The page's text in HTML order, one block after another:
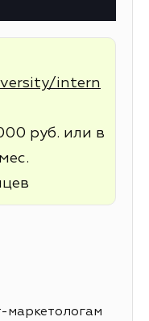
intern
руб. или в